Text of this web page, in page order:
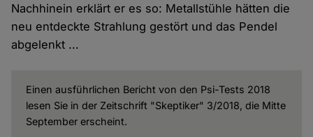
Nachhinein erklärt er es so: Metallstühle hätten die
neu entdeckte Strahlung gestört und das Pendel
abgelenkt ...
Einen ausführlichen Bericht von den Psi-Tests 2018
lesen Sie in der Zeitschrift "Skeptiker" 3/2018, die Mitte
September erscheint.